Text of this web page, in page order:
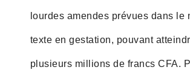
lourdes amendes prévues dans le
texte en gestation, pouvant
plusieurs millions de francs CFA.